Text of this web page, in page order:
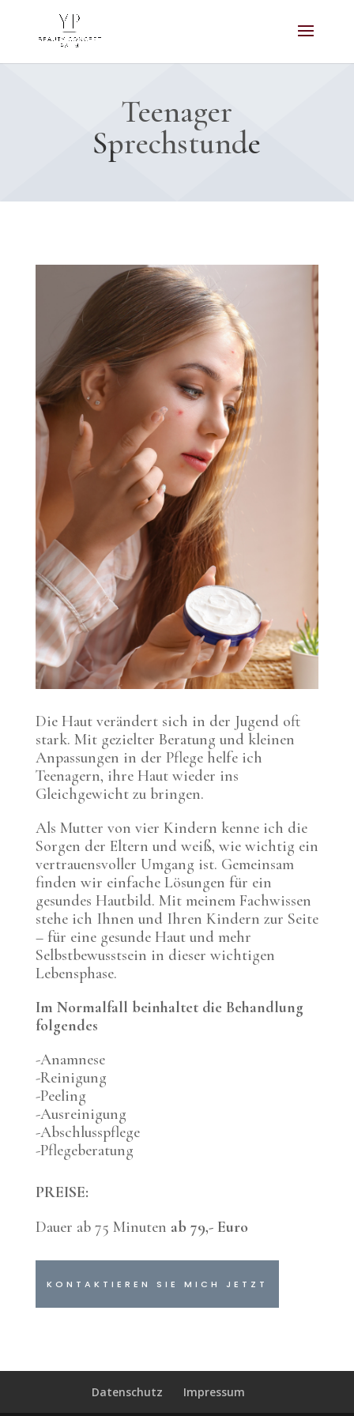
Teenager
Sprechstunde
Die Haut verändert sich in der Jugend oft
stark. Mit gezielter Beratung und kleinen
Anpassungen in der Pflege helfe ich
Teenagern, ihre Haut wieder ins
Gleichgewicht zu bringen.
Als Mutter von vier Kindern kenne ich die
Sorgen der Eltern und weiß, wie wichtig ein
vertrauensvoller Umgang ist. Gemeinsam
finden wir einfache Lösungen für ein
gesundes Hautbild. Mit meinem Fachwissen
stehe ich Ihnen und Ihren Kindern zur Seite
– für eine gesunde Haut und mehr
Selbstbewusstsein in dieser wichtigen
Lebensphase.
Im Normalfall beinhaltet die Behandlung
folgendes
-Anamnese
-Reinigung
-Peeling
-Ausreinigung
-Abschlusspflege
-Pflegeberatung
PREISE:
Dauer ab 75 Minuten ab 79,- Euro
KONTAKTIEREN SIE MICH JETZT
Datenschutz Impressum